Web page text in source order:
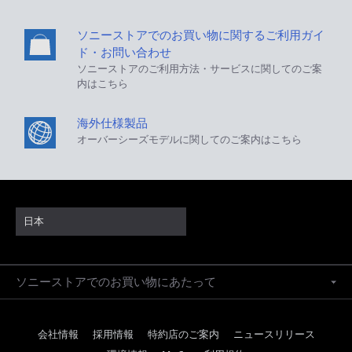
ソニーストアでのお買い物に関するご利用ガイ
ド・お問い合わせ
ソニーストアのご利用方法・サービスに関してのご案
内はこちら
海外仕様製品
オーバーシーズモデルに関してのご案内はこちら
日本
ソニーストアでのお買い物にあたって
会社情報 採用情報 特約店のご案内
ニュースリリース